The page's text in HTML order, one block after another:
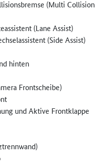
(Multi Collision
(Lane Assist)
(Side Assist)
hinten
Frontscheibe)
und Aktive Frontklappe